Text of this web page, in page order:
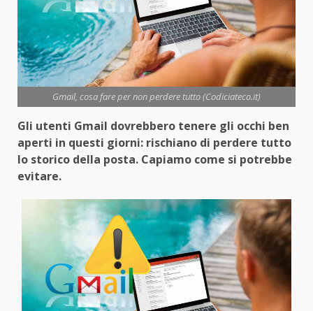
Gmail, cosa fare per non perdere tutto (Codiciateco.it)
Gli utenti Gmail dovrebbero tenere gli occhi ben
aperti in questi giorni: rischiano di perdere tutto
lo storico della posta. Capiamo come si potrebbe
evitare.